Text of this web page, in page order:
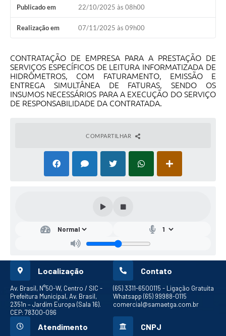
Publicado em 22/10/2025 às 08h00
Realização em 07/11/2025 às 09h00
CONTRATAÇÃO DE EMPRESA PARA A PRESTAÇÃO DE
SERVIÇOS ESPECÍFICOS DE LEITURA INFORMATIZADA DE
HIDRÔMETROS, COM FATURAMENTO, EMISSÃO E
ENTREGA SIMULTÂNEA DE FATURAS, SENDO OS
INSUMOS NECESSÁRIOS PARA A EXECUÇÃO DO SERVIÇO
DE RESPONSABILIDADE DA CONTRATADA.
COMPARTILHAR
Localização
Av. Brasil, N°50-W, Centro / SIC -
Prefeitura Municipal, Av. Brasil,
2351n – Jardim Europa (Sala 16).
CEP: 78300-096
Contato
(65) 3311-6500115 - Ligação Gratuita
Whatsapp (65) 99988-0115
comercial@samaetga.com.br
Atendimento CNPJ